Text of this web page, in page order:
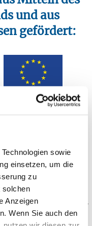
sowie
einsetzen, um die
zu
solchen
Anzeigen
Wenn Sie auch den
und aus
gefördert: